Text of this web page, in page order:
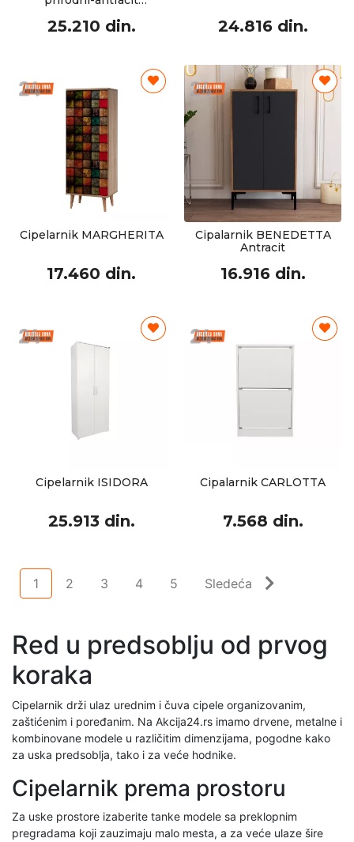
25.210 din. 24.816 din.
Cipelarnik MARGHERITA
17.460 din.
Cipalarnik BENEDETTA
Antracit
16.916 din.
Cipelarnik ISIDORA
25.913 din.
Cipalarnik CARLOTTA
7.568 din.
1 2 3 4 5 Sledeća
Red u predsoblju od prvog
koraka
Cipelarnik drži ulaz urednim i čuva cipele organizovanim,
zaštićenim i poređanim. Na Akcija24.rs imamo drvene, metalne i
kombinovane modele u različitim dimenzijama, pogodne kako
za uska predsoblja, tako i za veće hodnike.
Cipelarnik prema prostoru
Za uske prostore izaberite tanke modele sa preklopnim
pregradama koji zauzimaju malo mesta, a za veće ulaze šire